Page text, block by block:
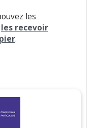
les
les recevoir
.